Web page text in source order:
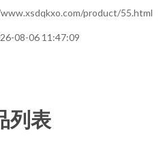
product/55.html
08-06 11:47:09
列表